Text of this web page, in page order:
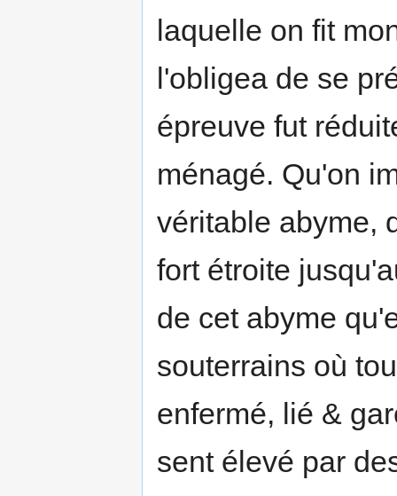
laquelle on fit
l'obligea de se
épreuve fut
ménagé. Qu'on
véritable abyme,
fort étroite
de cet abyme
souterrains où
enfermé, lié &
sent élevé par